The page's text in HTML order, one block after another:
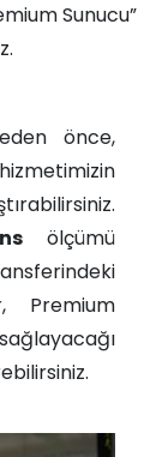
Sunucu”
önce,
ölçümü
Premium